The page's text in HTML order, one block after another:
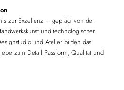
zur Exzellenz – geprägt von der
und technologischer
und Atelier bilden das
zum Detail Passform, Qualität und